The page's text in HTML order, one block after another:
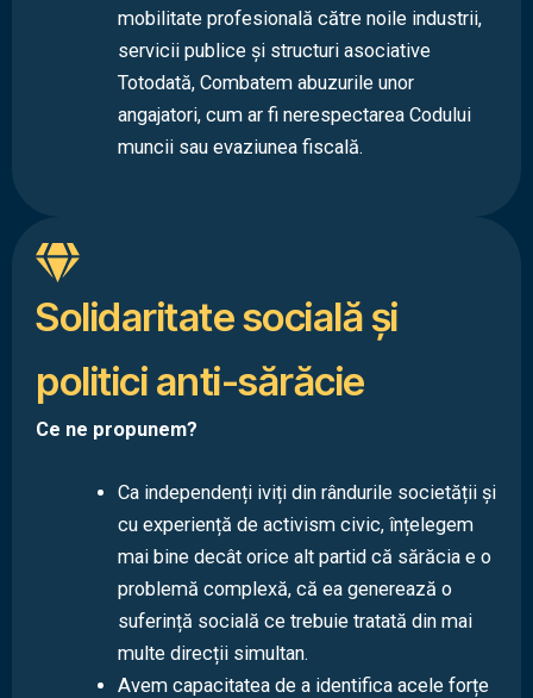
mobilitate profesională către noile industrii,
servicii publice și structuri asociative
Totodată, Combatem abuzurile unor
angajatori, cum ar fi nerespectarea Codului
muncii sau evaziunea fiscală.
Solidaritate socială şi
politici anti-sărăcie
Ce ne propunem?
Ca independenți iviți din rândurile societății și
cu experiență de activism civic, înțelegem
mai bine decât orice alt partid că sărăcia e o
problemă complexă, că ea generează o
suferință socială ce trebuie tratată din mai
multe direcții simultan.
Avem capacitatea de a identifica acele forțe